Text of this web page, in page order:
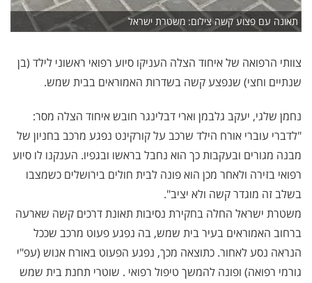
תאונה עם פצוע קשה צילום: משטרת ישראל
צוותי הרפואה של איחוד הצלה העניקו סיוע רפואי ראשוני לילד (בן
שנתיים וחצי) שנפצע קשה בשדרות האמוראים בבית שמש.
נחמן שלגי, יעקב גלבמן וארי דבלינגר חובש איחוד הצלה מסר:
"לדברי עוברי אורח הילד שרכב על קורקינט נפגע מרכב בחניון של
מבנה מגורים ובעקבות כך הוא נחבל בראשו ובגפיו. הענקנו לו סיוע
רפואי בזירה ולאחר מכן הוא פונה לבית חולים בירושלים כשמצבו
בשלב זה מוגדר קשה ולא יציב".
משטרת ישראל החלה בחקירת נסיבות תאונת דרכים קשה שארעה
ברחוב האמוראים בעיר בית שמש, בה נפגע פעוט מרכב שככל
הנראה נסע לאחור. כתוצאה מכך, נפגע הפעוט באורח אנוש (עפ"י
גורמי רפואה) ופונה להמשך טיפול רפואי . שוטרי תחנת בית שמש